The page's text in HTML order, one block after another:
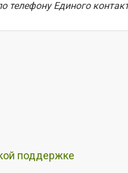
Единого
поддержке